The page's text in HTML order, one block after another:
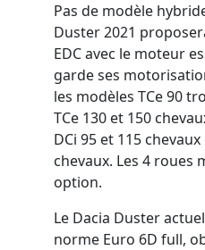
Pas de modèle
Duster 2021
EDC avec le moteur
garde ses
les modèles TCe 90
TCe 130 et 150
DCi 95 et 115 chevaux
chevaux. Les 4 roues
option.
Le Dacia Duster
norme Euro 6D full,